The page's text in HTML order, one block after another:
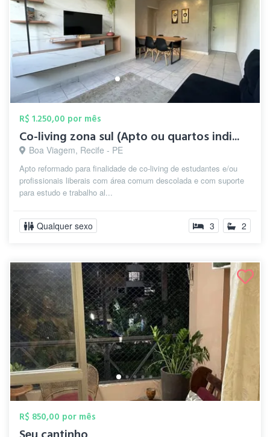
R$ 1.250,00 por mês
Co-living zona sul (Apto ou quartos indi...
Boa Viagem, Recife - PE
Apto reformado para finalidade de co-living de estudantes e/ou
profissionais liberais com área comum descolada e com suporte
para estudo e trabalho al...
Qualquer sexo 3 2
R$ 850,00 por mês